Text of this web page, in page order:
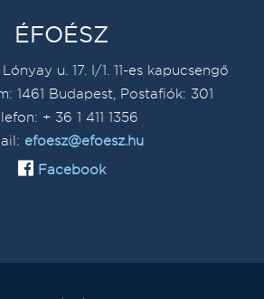
ÉFOÉSZ
u. 17. I/1. 11-es kapucsengő
1461 Budapest, Postafiók: 301
+ 36 1 411 1356
efoesz@efoesz.hu
Facebook